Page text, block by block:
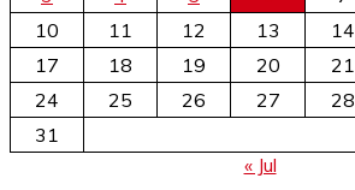
10
11 12 13 14
17
18 19 20 21
24
25 26 27 28
31
« Jul